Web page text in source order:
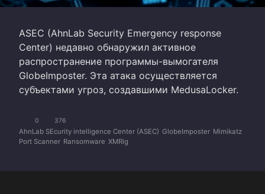
ASEC (AhnLab Security Emergency response
Center) недавно обнаружил активное
распространение программы-вымогателя
GlobeImposter. Эта атака осуществляется
субъектами угроз, создавшими MedusaLocker.
0 376
AhnLab SEcurity intelligence Center (ASEC) GlobeImposter Mimikatz
Port Scanner Ransomware XMRig